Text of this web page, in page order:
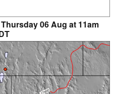
06 Aug at 11am